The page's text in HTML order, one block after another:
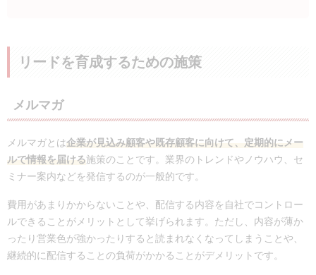
リードを育成するための施策
メルマガ
メルマガとは企業が見込み顧客や既存顧客に向けて、定期的にメー
ルで情報を届ける施策のことです。業界のトレンドやノウハウ、セ
ミナー案内などを発信するのが一般的です。
費用があまりかからないことや、配信する内容を自社でコントロー
ルできることがメリットとして挙げられます。ただし、内容が薄か
ったり営業色が強かったりすると読まれなくなってしまうことや、
継続的に配信することの負荷がかかることがデメリットです。